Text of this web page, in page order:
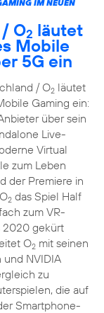
IM NEUEN
O2 läutet
Mobile
5G ein
/ O2läutet
Gaming ein:
über sein
Live-
Virtual
zum Leben
der Premiere in
2das Spiel Half
zum VR-
2020 gekürt
O2mit seinen
und NVIDIA
zu
die auf
Smartphone-